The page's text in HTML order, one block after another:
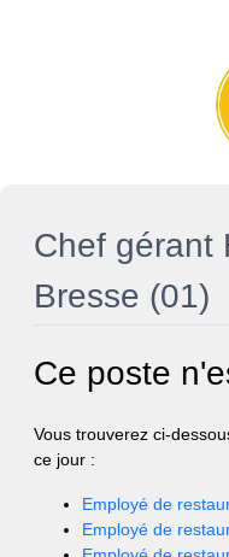
Chef gérant
Bresse (01)
Ce poste
Vous trouverez ci-
ce jour :
Employé de
Employé de